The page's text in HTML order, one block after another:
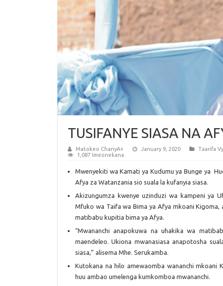
TUSIFANYE SIASA NA
Matokeo ChanyA+ January 9, 2020 Taarifa
1,087 Imeonekana
Mwenyekiti wa Kamati ya Kudumu ya Bunge ya
Afya za Watanzania sio suala la kufanyia siasa.
Akizungumza kwenye uzinduzi wa kampeni ya
Mfuko wa Taifa wa Bima ya Afya mkoani Kigoma,
matibabu kupitia bima ya Afya.
“Mwananchi anapokuwa na uhakika wa
maendeleo. Ukiona mwanasiasa anapotosha
siasa,” alisema Mhe. Serukamba.
Kutokana na hilo amewaomba wananchi mkoani
huu ambao umelenga kumkomboa mwananchi.